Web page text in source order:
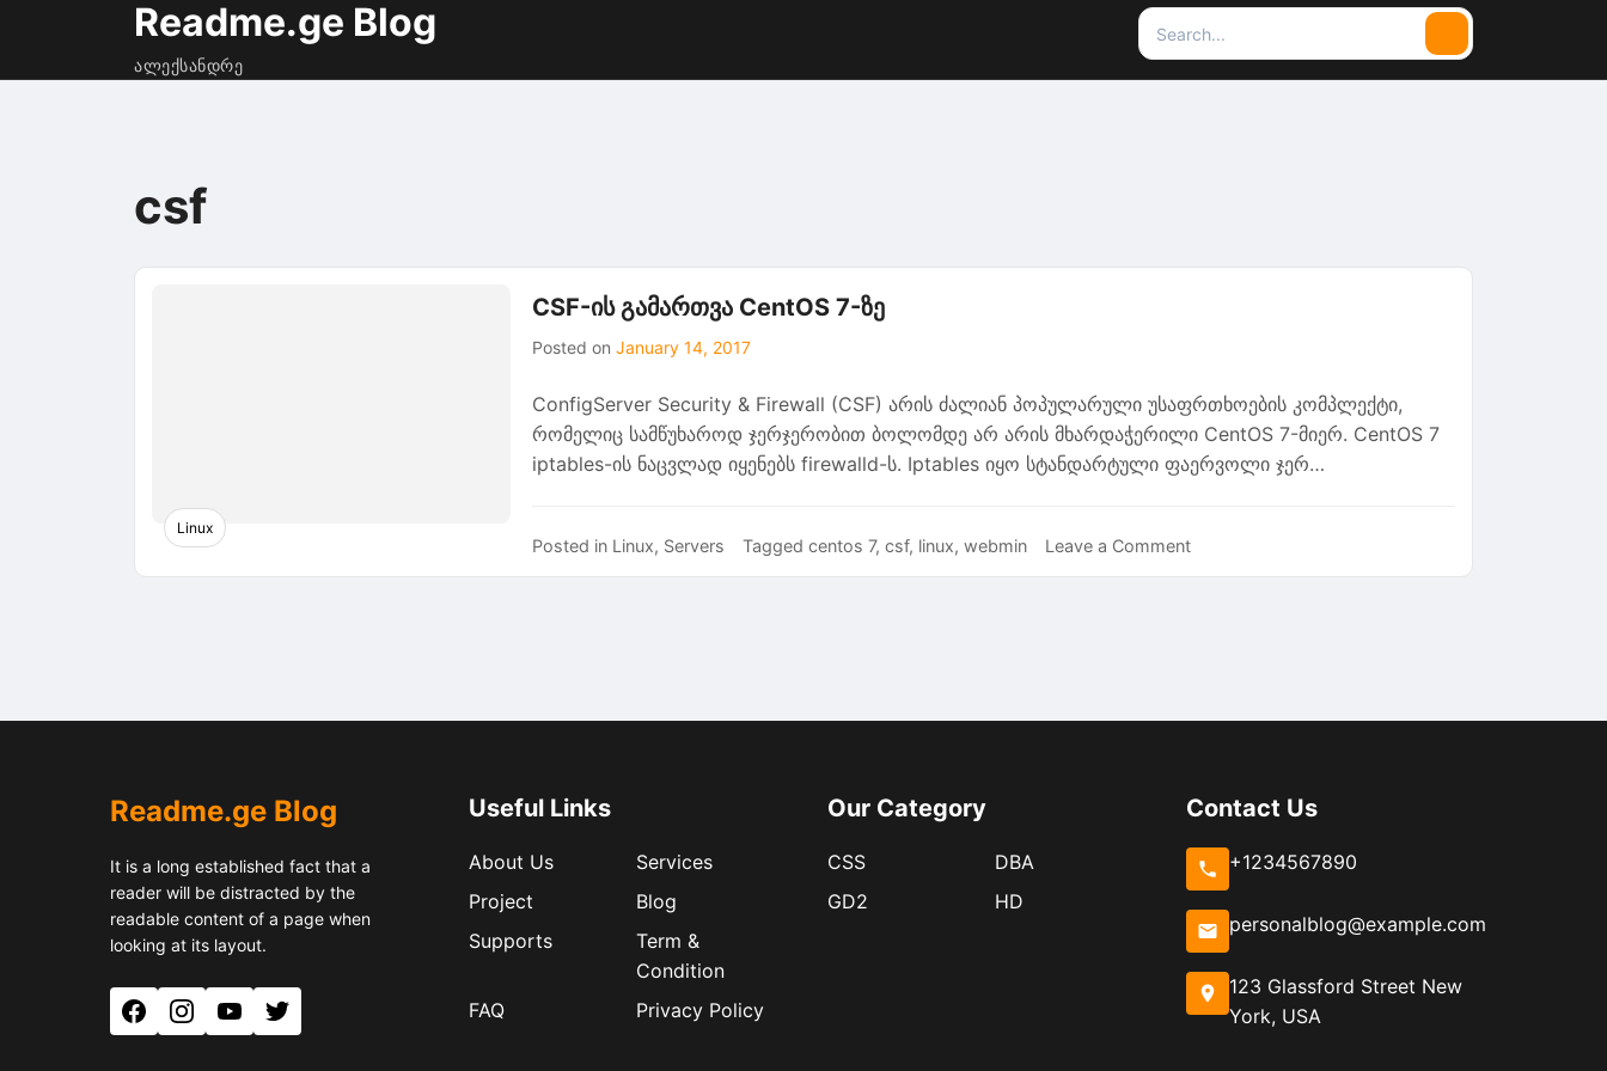
Readme.ge Blog
ალექსანდრე
Search
for:
Search
csf
Linux
CSF-ის გამართვა CentOS 7-ზე
Posted on January 14, 2017
ConfigServer Security & Firewall (CSF) არის ძალიან პოპულარული უსაფრთხოების კომპლექტი,
რომელიც სამწუხაროდ ჯერჯერობით ბოლომდე არ არის მხარდაჭერილი CentOS 7-მიერ. CentOS 7
iptables-ის ნაცვლად იყენებს firewalld-ს. Iptables იყო სტანდარტული ფაერვოლი ჯერ…
Posted in Linux, Servers Tagged centos 7, csf, linux, webmin Leave a Commenton
CSF-
Readme.ge Blog
It is a long established fact that a
reader will be distracted by the
readable content of a page when
looking at its layout.
FacebookInstagram
YouTubeTwitter
Useful Links
About Us
Services
Project
Blog
Supports
Term &
Condition
FAQ
Privacy Policy
Our Category
CSS
DBA
GD2
HD
Contact Us
+1234567890
personalblog@example.com
123 Glassford Street New
York, USA